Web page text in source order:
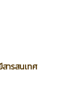
ารสนเทศ